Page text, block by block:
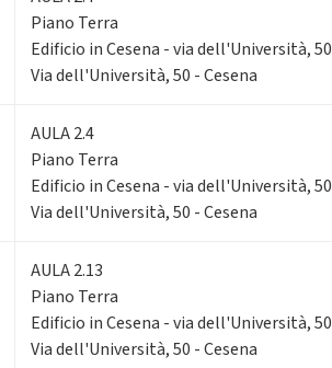
Piano Terra
Edificio in Cesena - via dell'Università, 50
Via dell'Università, 50 - Cesena
AULA 2.4
Piano Terra
Edificio in Cesena - via dell'Università, 50
Via dell'Università, 50 - Cesena
AULA 2.13
Piano Terra
Edificio in Cesena - via dell'Università, 50
Via dell'Università, 50 - Cesena